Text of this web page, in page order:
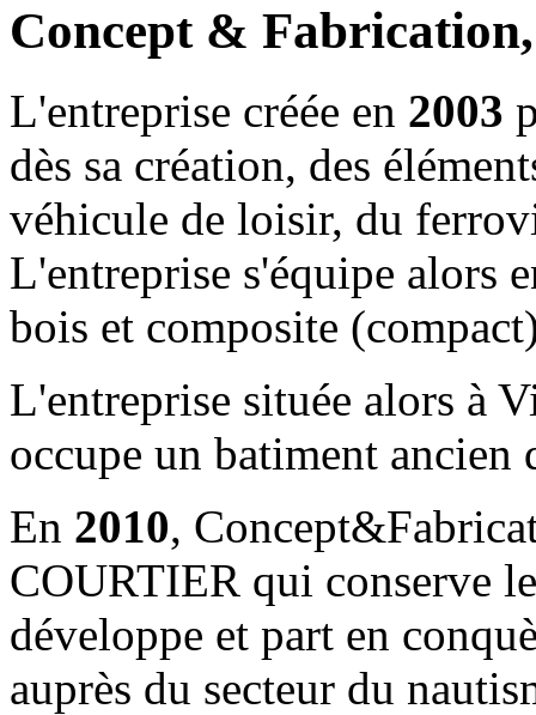
Concept &
L'entreprise créée en 2003
dès sa création, des
véhicule de loisir, du
L'entreprise s'équipe alors
bois et composite
L'entreprise située alors à
occupe un batiment ancien
En 2010,
COURTIER qui conserve
développe et part en
auprès du secteur du